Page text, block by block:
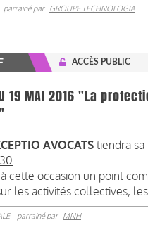
parrainé par GROUPE TECHNOLOGIA
ACCÈS PUBLIC
DU 19 MAI 2016 "La
AVOCATS tiendra
.
cette occasion un point
les activités collectives,
parrainé par MNH